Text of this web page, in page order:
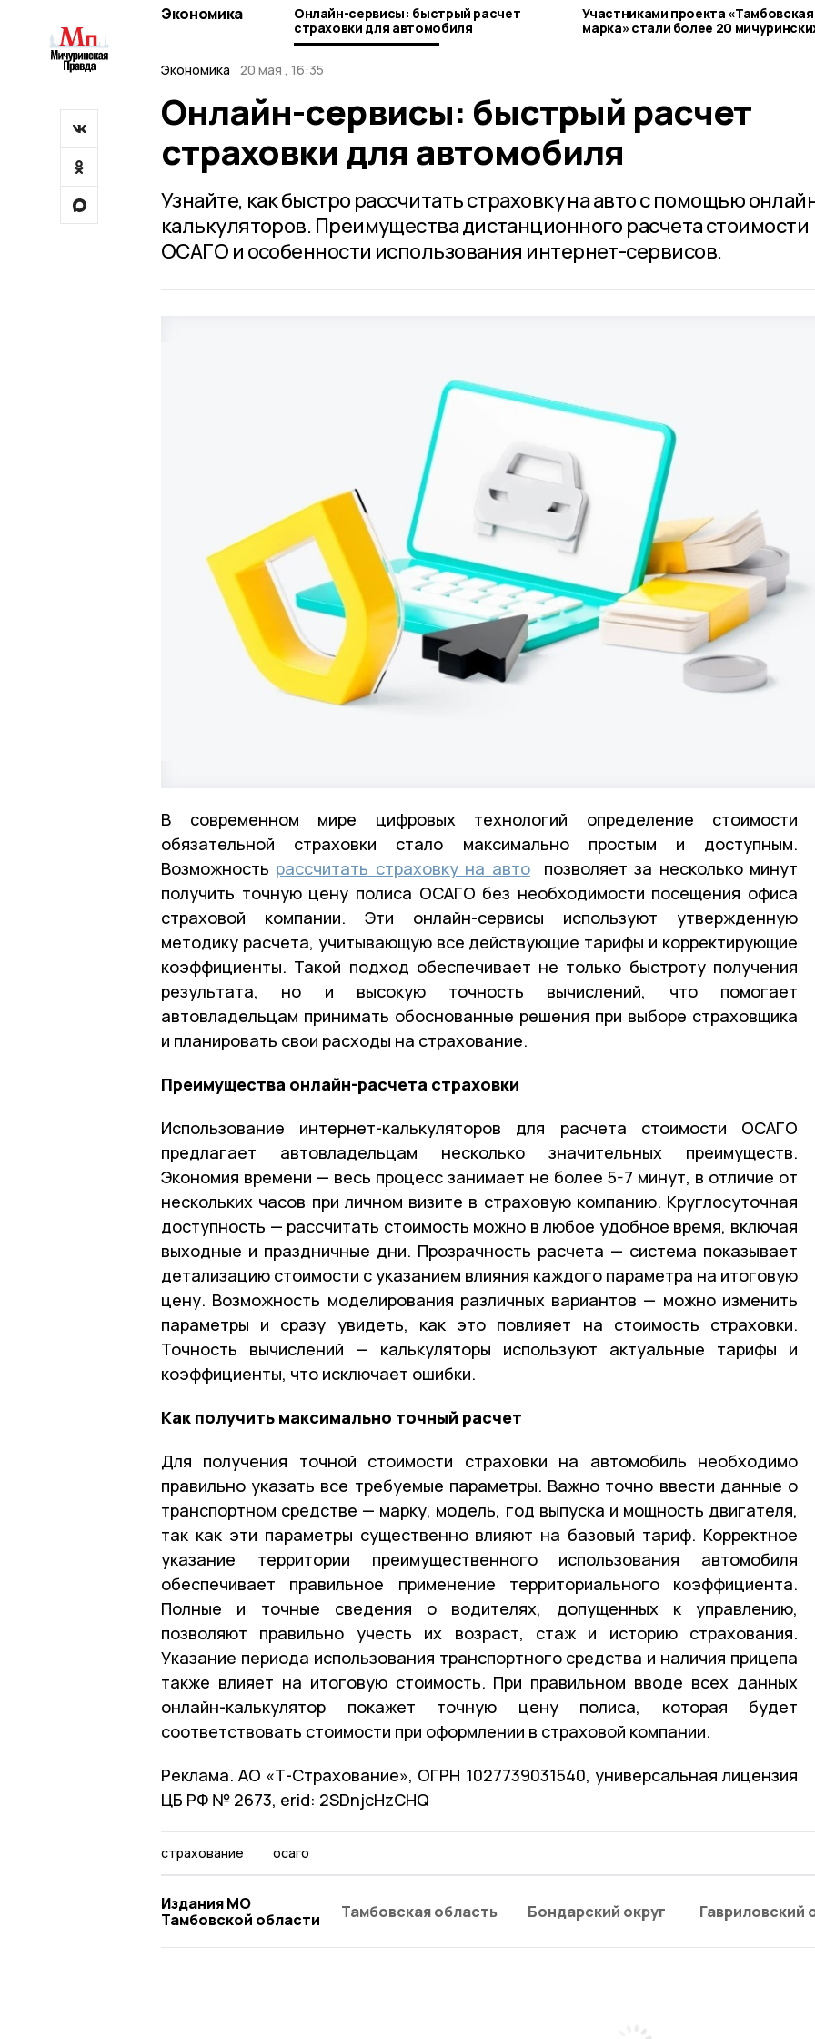
Экономика
Онлайн-сервисы: быстрый расчет
страховки для автомобиля
Участниками проекта «Тамбовская
марка» стали более 20 мичуринских
предпринимателей
Экономика
20 мая , 16:35
Онлайн-сервисы: быстрый расчет
страховки для автомобиля
Узнайте, как быстро рассчитать страховку на авто с помощью
калькуляторов. Преимущества дистанционного расчета стоимости
ОСАГО и особенности использования интернет-сервисов.
В современном мире цифровых технологий определение стоимости
обязательной страховки стало максимально простым и доступным.
Возможность рассчитать страховку на автопозволяет за несколько минут
получить точную цену полиса ОСАГО без необходимости посещения офиса
страховой компании. Эти онлайн-сервисы используют утвержденную
методику расчета, учитывающую все действующие тарифы и корректирующие
коэффициенты. Такой подход обеспечивает не только быстроту получения
результата, но и высокую точность вычислений, что помогает
автовладельцам принимать обоснованные решения при выборе страховщика
и планировать свои расходы на страхование.
Преимущества онлайн-расчета страховки
Использование интернет-калькуляторов для расчета стоимости ОСАГО
предлагает автовладельцам несколько значительных преимуществ.
Экономия времени — весь процесс занимает не более 5-7 минут, в отличие от
нескольких часов при личном визите в страховую компанию. Круглосуточная
доступность — рассчитать стоимость можно в любое удобное время, включая
выходные и праздничные дни. Прозрачность расчета — система показывает
детализацию стоимости с указанием влияния каждого параметра на итоговую
цену. Возможность моделирования различных вариантов — можно изменить
параметры и сразу увидеть, как это повлияет на стоимость страховки.
Точность вычислений — калькуляторы используют актуальные тарифы и
коэффициенты, что исключает ошибки.
Как получить максимально точный расчет
Для получения точной стоимости страховки на автомобиль необходимо
правильно указать все требуемые параметры. Важно точно ввести данные о
транспортном средстве — марку, модель, год выпуска и мощность двигателя,
так как эти параметры существенно влияют на базовый тариф. Корректное
указание территории преимущественного использования автомобиля
обеспечивает правильное применение территориального коэффициента.
Полные и точные сведения о водителях, допущенных к управлению,
позволяют правильно учесть их возраст, стаж и историю страхования.
Указание периода использования транспортного средства и наличия прицепа
также влияет на итоговую стоимость. При правильном вводе всех данных
онлайн-калькулятор покажет точную цену полиса, которая будет
соответствовать стоимости при оформлении в страховой компании.
Реклама. АО «Т-Страхование», ОГРН 1027739031540, универсальная лицензия
ЦБ РФ № 2673, erid: 2SDnjcHzCHQ
страхование осаго
Издания МО
Тамбовской области
Тамбовская область Бондарский округ Гавриловский